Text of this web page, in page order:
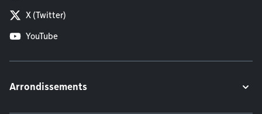
X (Twitter)
YouTube
Arrondissements